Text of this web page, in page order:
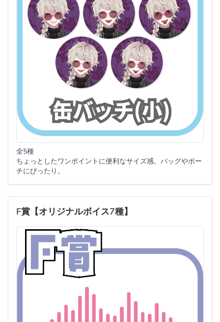
全5種
ちょっとしたワンポイントに便利なサイズ感。バッグやポー
チにぴったり。
F賞【オリジナルボイス7種】